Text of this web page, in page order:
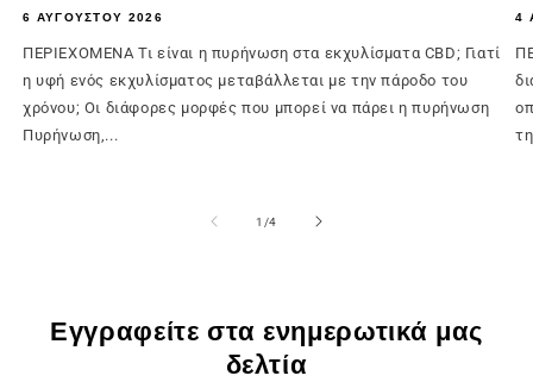
6 ΑΥΓΟΎΣΤΟΥ 2026
ΠΕΡΙΕΧΟΜΕΝΑ Τι είναι η πυρήνωση στα εκχυλίσματα CBD; Γιατί
η υφή ενός εκχυλίσματος μεταβάλλεται με την πάροδο του
χρόνου; Οι διάφορες μορφές που μπορεί να πάρει η πυρήνωση
Πυρήνωση,...
4
1 /του
4
Εγγραφείτε στα ενημερωτικά μας
δελτία